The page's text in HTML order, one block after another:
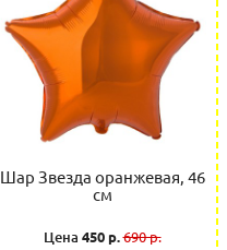
Шар Звезда оранжевая, 46
см
Цена 450 р.690 р.